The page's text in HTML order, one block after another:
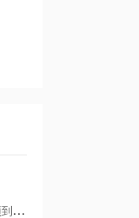
临时插进来的紧急任务，哪款备忘录支持快速置顶到清单首位？